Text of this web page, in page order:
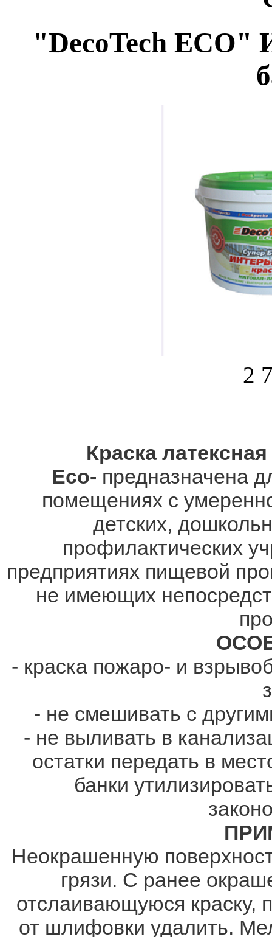
"DecoTech
2
Краска
Eco- предназначена
помещениях с
детских,
профилактических
предприятиях пищевой
не имеющих
- краска пожаро- и
- не смешивать с
- не выливать в
остатки передать в
банки
Неокрашенную
грязи. С ранее
отслаивающуюся краску,
от шлифовки удалить.